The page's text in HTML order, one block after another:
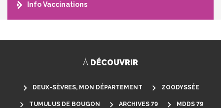
Info Vaccinations
À DÉCOUVRIR
DEUX-SÈVRES, MON DÉPARTEMENT ZOODYSSÉE
TUMULUS DE BOUGON ARCHIVES 79 MDDS 79